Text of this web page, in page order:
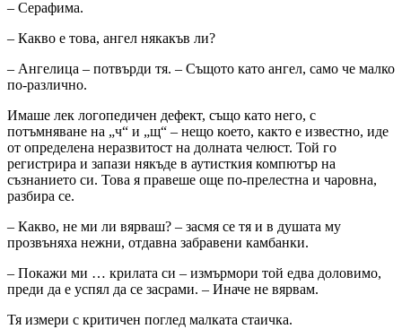
– Серафима.
– Какво е това, ангел някакъв ли?
– Ангелица – потвърди тя. – Същото като ангел, само че малко
по-различно.
Имаше лек логопедичен дефект, също като него, с
потъмняване на „ч“ и „щ“ – нещо което, както е известно, иде
от определена неразвитост на долната челюст. Той го
регистрира и запази някъде в аутисткия компютър на
съзнанието си. Това я правеше още по-прелестна и чаровна,
разбира се.
– Какво, не ми ли вярваш? – засмя се тя и в душата му
прозвъняха нежни, отдавна забравени камбанки.
– Покажи ми … крилата си – измърмори той едва доловимо,
преди да е успял да се засрами. – Иначе не вярвам.
Тя измери с критичен поглед малката стаичка.